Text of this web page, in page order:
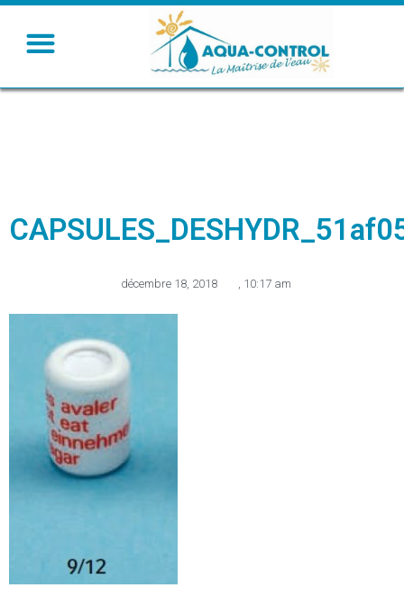
décembre 18, 2018 , 10:17 am